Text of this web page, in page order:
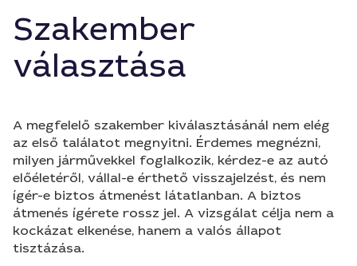
Szakember
választása
A megfelelő szakember kiválasztásánál nem elég
az első találatot megnyitni. Érdemes megnézni,
milyen járművekkel foglalkozik, kérdez-e az autó
előéletéről, vállal-e érthető visszajelzést, és nem
ígér-e biztos átmenést látatlanban. A biztos
átmenés ígérete rossz jel. A vizsgálat célja nem a
kockázat elkenése, hanem a valós állapot
tisztázása.